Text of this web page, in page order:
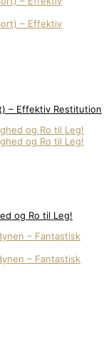
– Effektiv Restitution
og Ro til Leg!